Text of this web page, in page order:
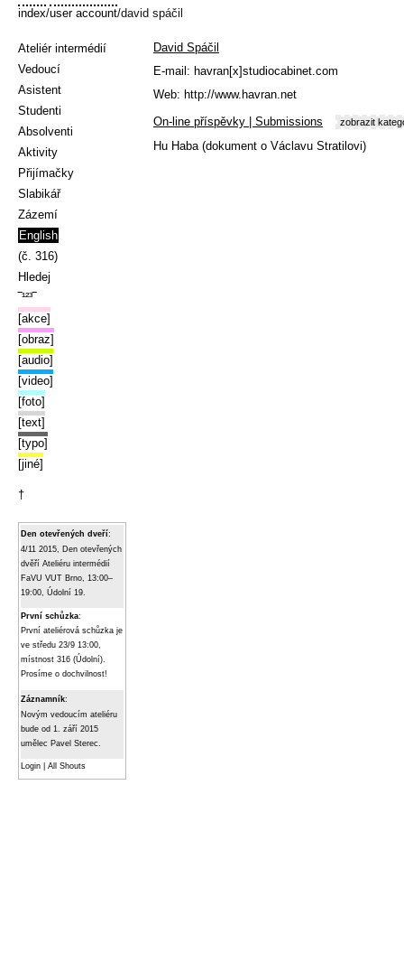
index/user account/david spáčil
Ateliér intermédií
Vedoucí
Asistent
Studenti
Absolventi
Aktivity
Přijímačky
Slabikář
Zázemí
English
(č. 316)
Hledej
‾¹²³‾
[akce]
[obraz]
[audio]
[video]
[foto]
[text]
[typo]
[jiné]
†
Den otevřených dveří:
4/11 2015, Den otevřených
dvěří Ateliéru intermédií
FaVU VUT Brno, 13:00–
19:00, Údolní 19.
První schůzka:
První ateliérová schůzka je
ve středu 23/9 13:00,
místnost 316 (Údolní).
Prosíme o dochvilnost!
Záznamník:
Novým vedoucím ateliéru
bude od 1. září 2015
umělec Pavel Sterec.
Login All Shouts
David Spáčil
E-mail: havran[x]studiocabinet.com
Web: http://www.havran.net
On-line příspěvky | Submissions
zobrazit
Hu Haba (dokument o Václavu Stratilovi)